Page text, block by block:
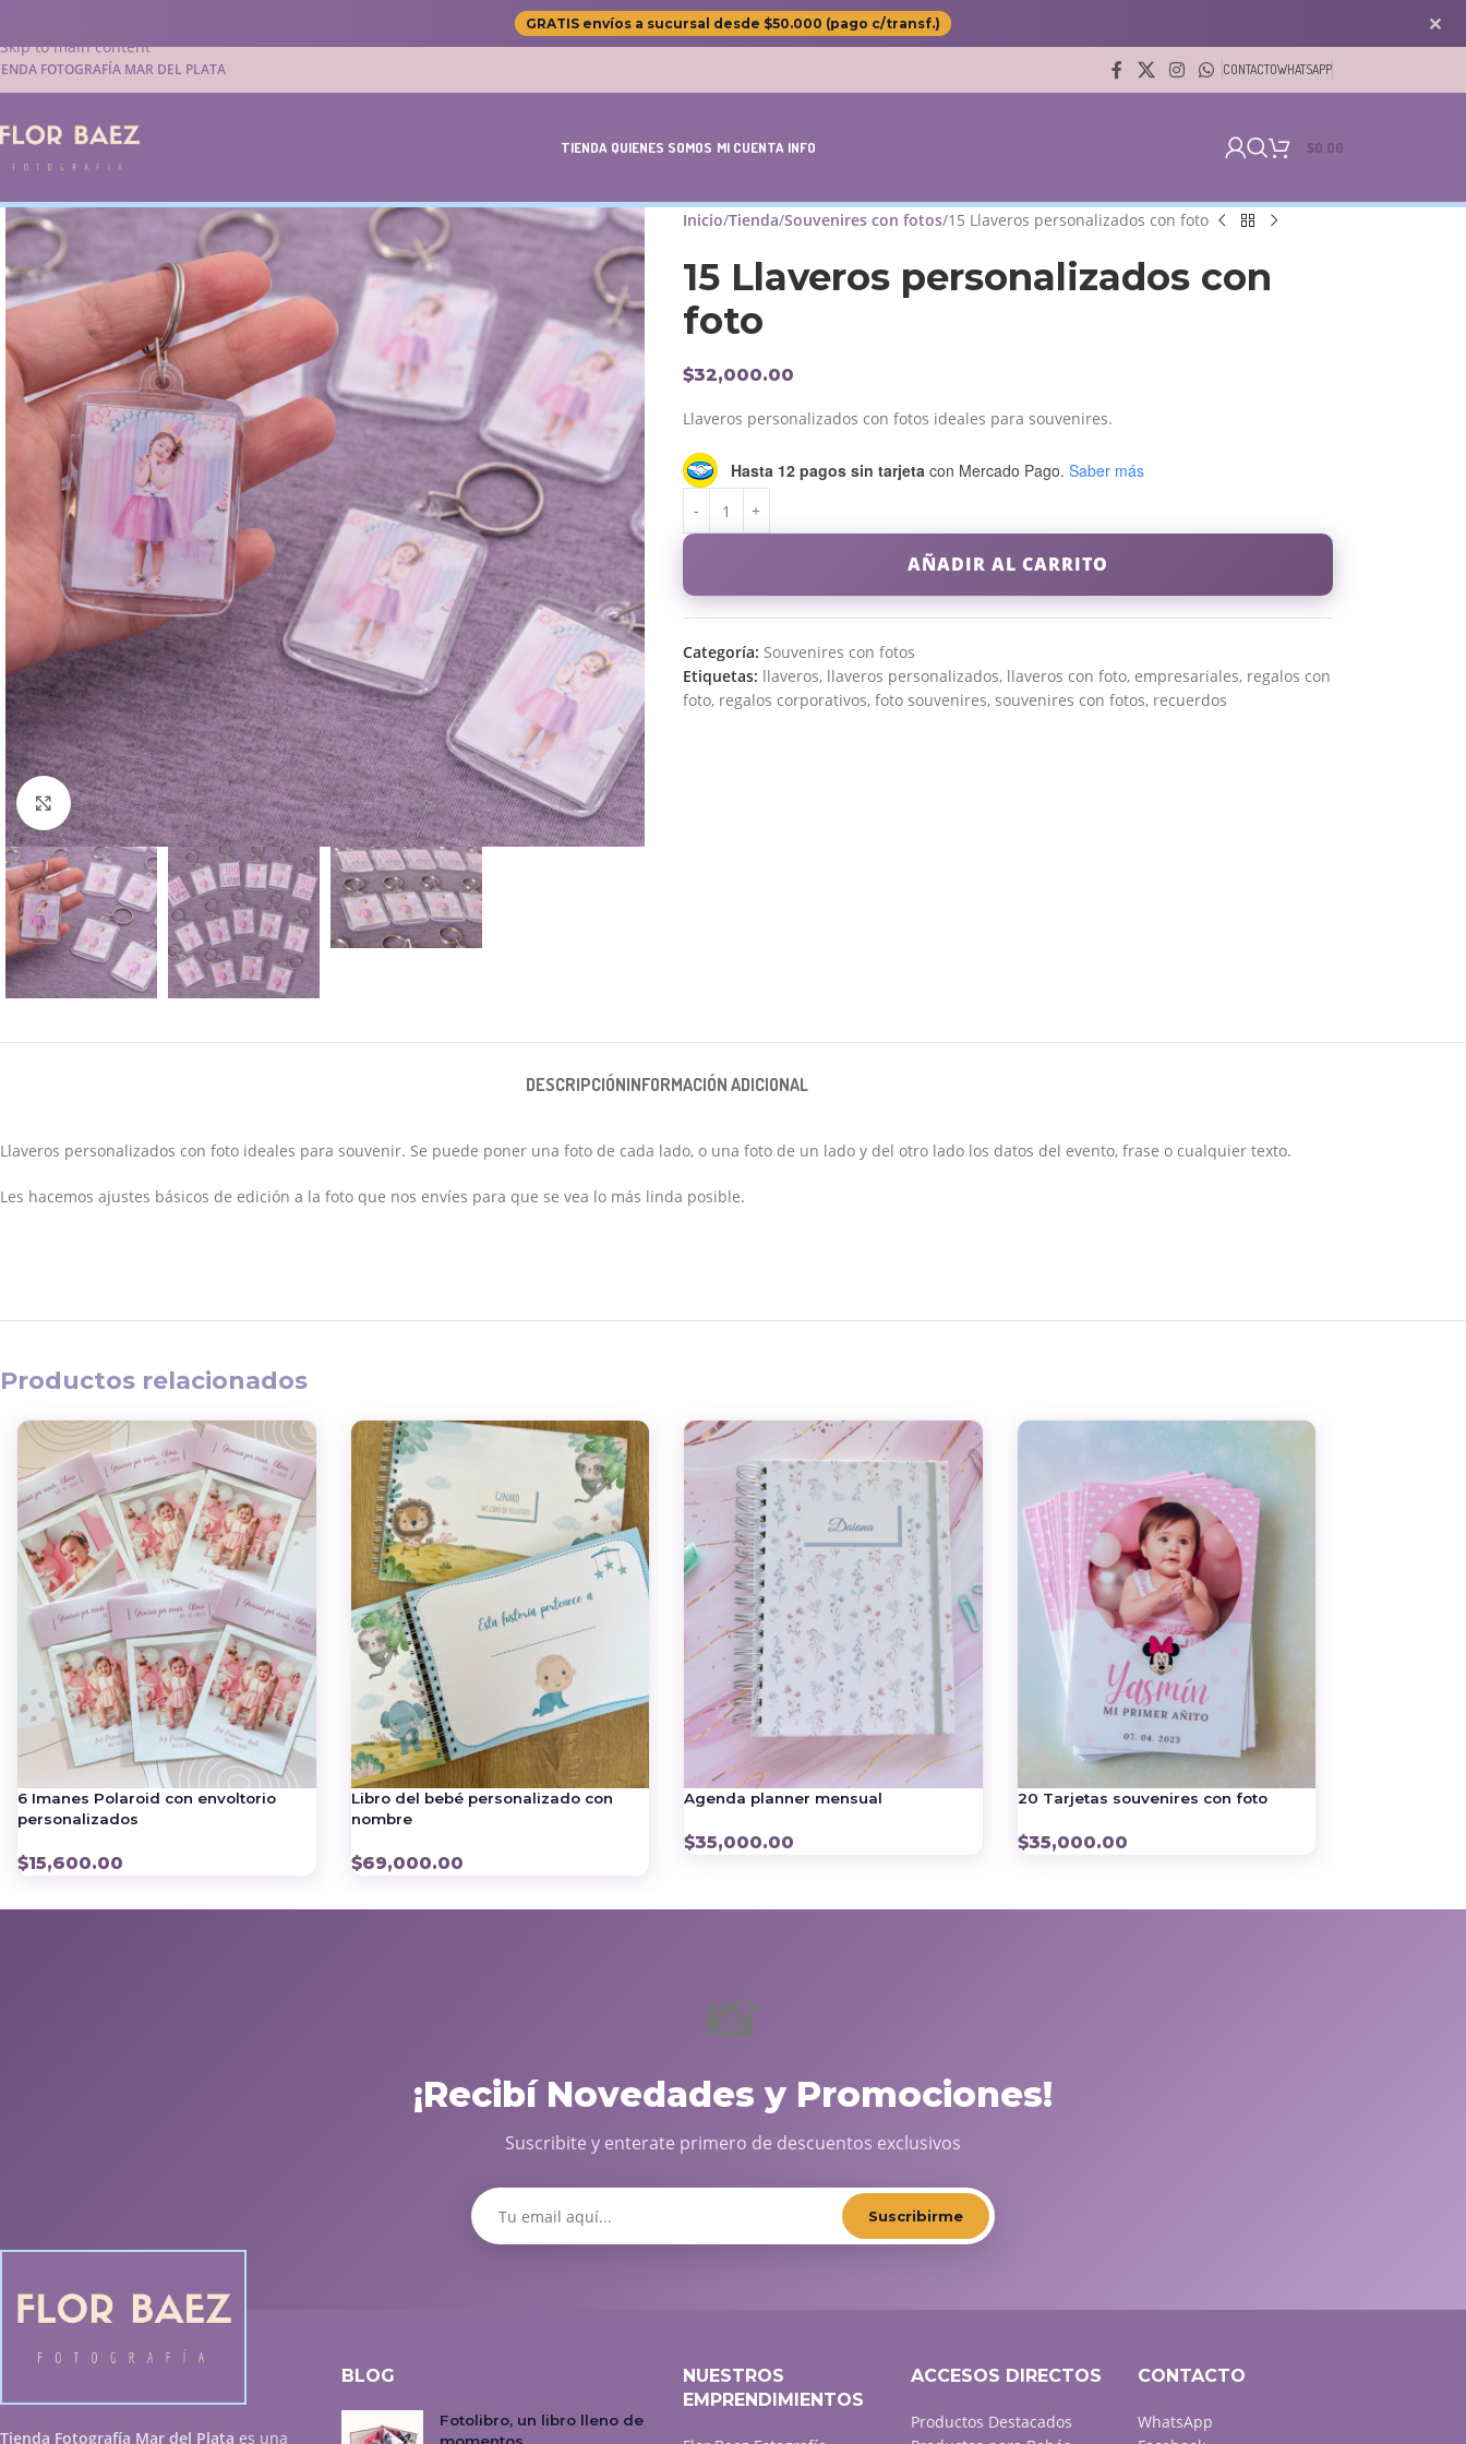
Skip to main content
GRATIS envíos a sucursal desde $50.000 (pago c/transf.) ✕
FOTOGRAFÍA MAR DEL PLATA CONTACTOWHATSAPP
TIENDA QUIENES SOMOS MI CUENTA INFO $0.00
Click to enlarge
Inicio Tienda Souvenires con fotos 15 Llaveros personalizados con foto
15 Llaveros personalizados con
foto
$32,000.00
Llaveros personalizados con fotos ideales para souvenires.
Hasta 12 pagos sin tarjeta con Mercado Pago. Saber más
AÑADIR AL CARRITO
Categoría: Souvenires con fotos
Etiquetas: llaveros, llaveros personalizados, llaveros con foto, empresariales, regalos con
foto, regalos corporativos, foto souvenires, souvenires con fotos, recuerdos
DESCRIPCIÓNINFORMACIÓN ADICIONAL
Llaveros personalizados con foto ideales para souvenir. Se puede poner una foto de cada lado, o una foto de un lado y del otro lado los datos del evento, frase o cualquier texto.
Les hacemos ajustes básicos de edición a la foto que nos envíes para que se vea lo más linda posible.
Productos relacionados
6 Imanes Polaroid con envoltorio
personalizados
$15,600.00
Libro del bebé personalizado con
nombre
$69,000.00
Agenda planner mensual
$35,000.00
20 Tarjetas souvenires con foto
$35,000.00
📸
¡Recibí Novedades y Promociones!
Suscribite y enterate primero de descuentos exclusivos
Suscribirme
Tienda Fotografía Mar del Plata es una
BLOG
Fotolibro, un libro lleno de
NUESTROS
EMPRENDIMIENTOS
ACCESOS DIRECTOS
Productos Destacados
CONTACTO
WhatsApp